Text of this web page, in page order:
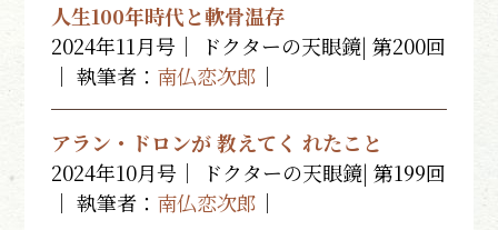
人生100年時代と軟骨温存
2024年11月号｜ ドクターの天眼鏡| 第200回
｜ 執筆者： 南仏恋次郎 ｜
アラン・ドロンが 教えてく れたこと
2024年10月号｜ ドクターの天眼鏡| 第199回
｜ 執筆者： 南仏恋次郎 ｜